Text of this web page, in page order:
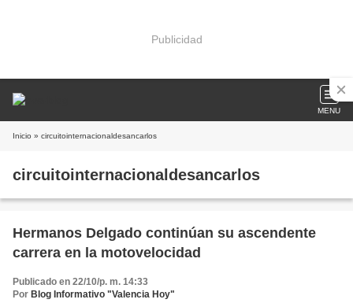
Publicidad
MENU
Inicio » circuitointernacionaldesancarlos
circuitointernacionaldesancarlos
Hermanos Delgado continúan su ascendente
carrera en la motovelocidad
Publicado en 22/10/p. m. 14:33
Por Blog Informativo "Valencia Hoy"